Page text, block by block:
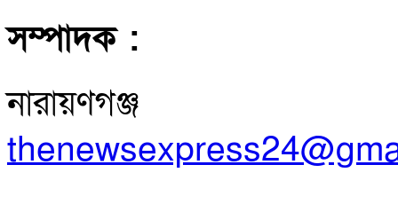
সম্পাদক :
নারায়ণগঞ্জ